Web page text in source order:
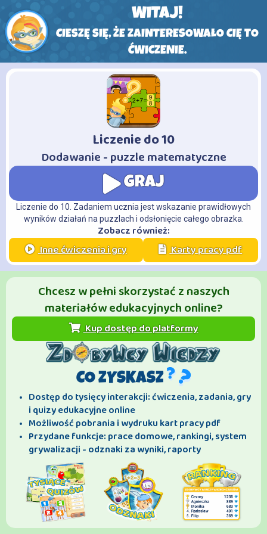
WITAJ!
CIESZĘ SIĘ, ŻE ZAINTERESOWAŁO CIĘ TO
ĆWICZENIE.
Liczenie do 10
-
Dodawanie - puzzle matematyczne
GRAJ
Liczenie do 10. Zadaniem ucznia jest wskazanie prawidłowych
wyników działań na puzzlach i odsłonięcie całego obrazka.
Zobacz również:
Inne ćwiczenia i gry Karty pracy pdf
Chcesz w pełni skorzystać z naszych
materiałów edukacyjnych online?
Kup dostęp do platformy
CO ZYSKASZ
Dostęp do tysięcy interakcji: ćwiczenia, zadania, gry
i quizy edukacyjne online
Możliwość pobrania i wydruku kart pracy pdf
Przydane funkcje: prace domowe, rankingi, system
grywalizacji - odznaki za wyniki, raporty